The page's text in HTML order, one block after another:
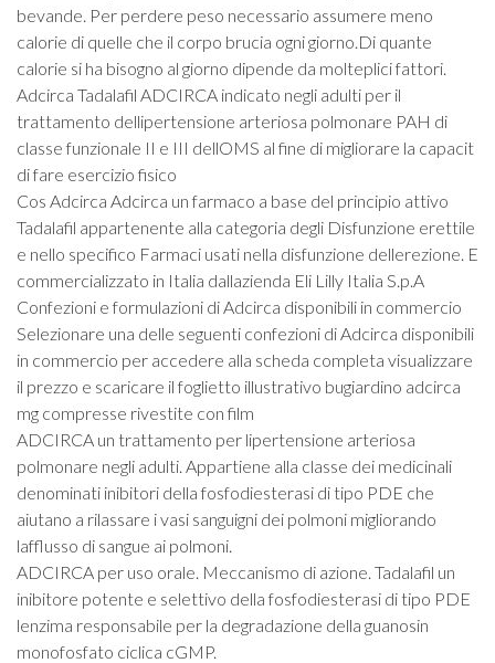
bevande. Per perdere peso necessario assumere meno
calorie di quelle che il corpo brucia ogni giorno.Di quante
calorie si ha bisogno al giorno dipende da molteplici fattori.
Adcirca Tadalafil ADCIRCA indicato negli adulti per il
trattamento dellipertensione arteriosa polmonare PAH di
classe funzionale II e III dellOMS al fine di migliorare la capacit
di fare esercizio fisico
Cos Adcirca Adcirca un farmaco a base del principio attivo
Tadalafil appartenente alla categoria degli Disfunzione erettile
e nello specifico Farmaci usati nella disfunzione dellerezione. E
commercializzato in Italia dallazienda Eli Lilly Italia S.p.A
Confezioni e formulazioni di Adcirca disponibili in commercio
Selezionare una delle seguenti confezioni di Adcirca disponibili
in commercio per accedere alla scheda completa visualizzare
il prezzo e scaricare il foglietto illustrativo bugiardino adcirca
mg compresse rivestite con film
ADCIRCA un trattamento per lipertensione arteriosa
polmonare negli adulti. Appartiene alla classe dei medicinali
denominati inibitori della fosfodiesterasi di tipo PDE che
aiutano a rilassare i vasi sanguigni dei polmoni migliorando
lafflusso di sangue ai polmoni.
ADCIRCA per uso orale. Meccanismo di azione. Tadalafil un
inibitore potente e selettivo della fosfodiesterasi di tipo PDE
lenzima responsabile per la degradazione della guanosin
monofosfato ciclica cGMP.